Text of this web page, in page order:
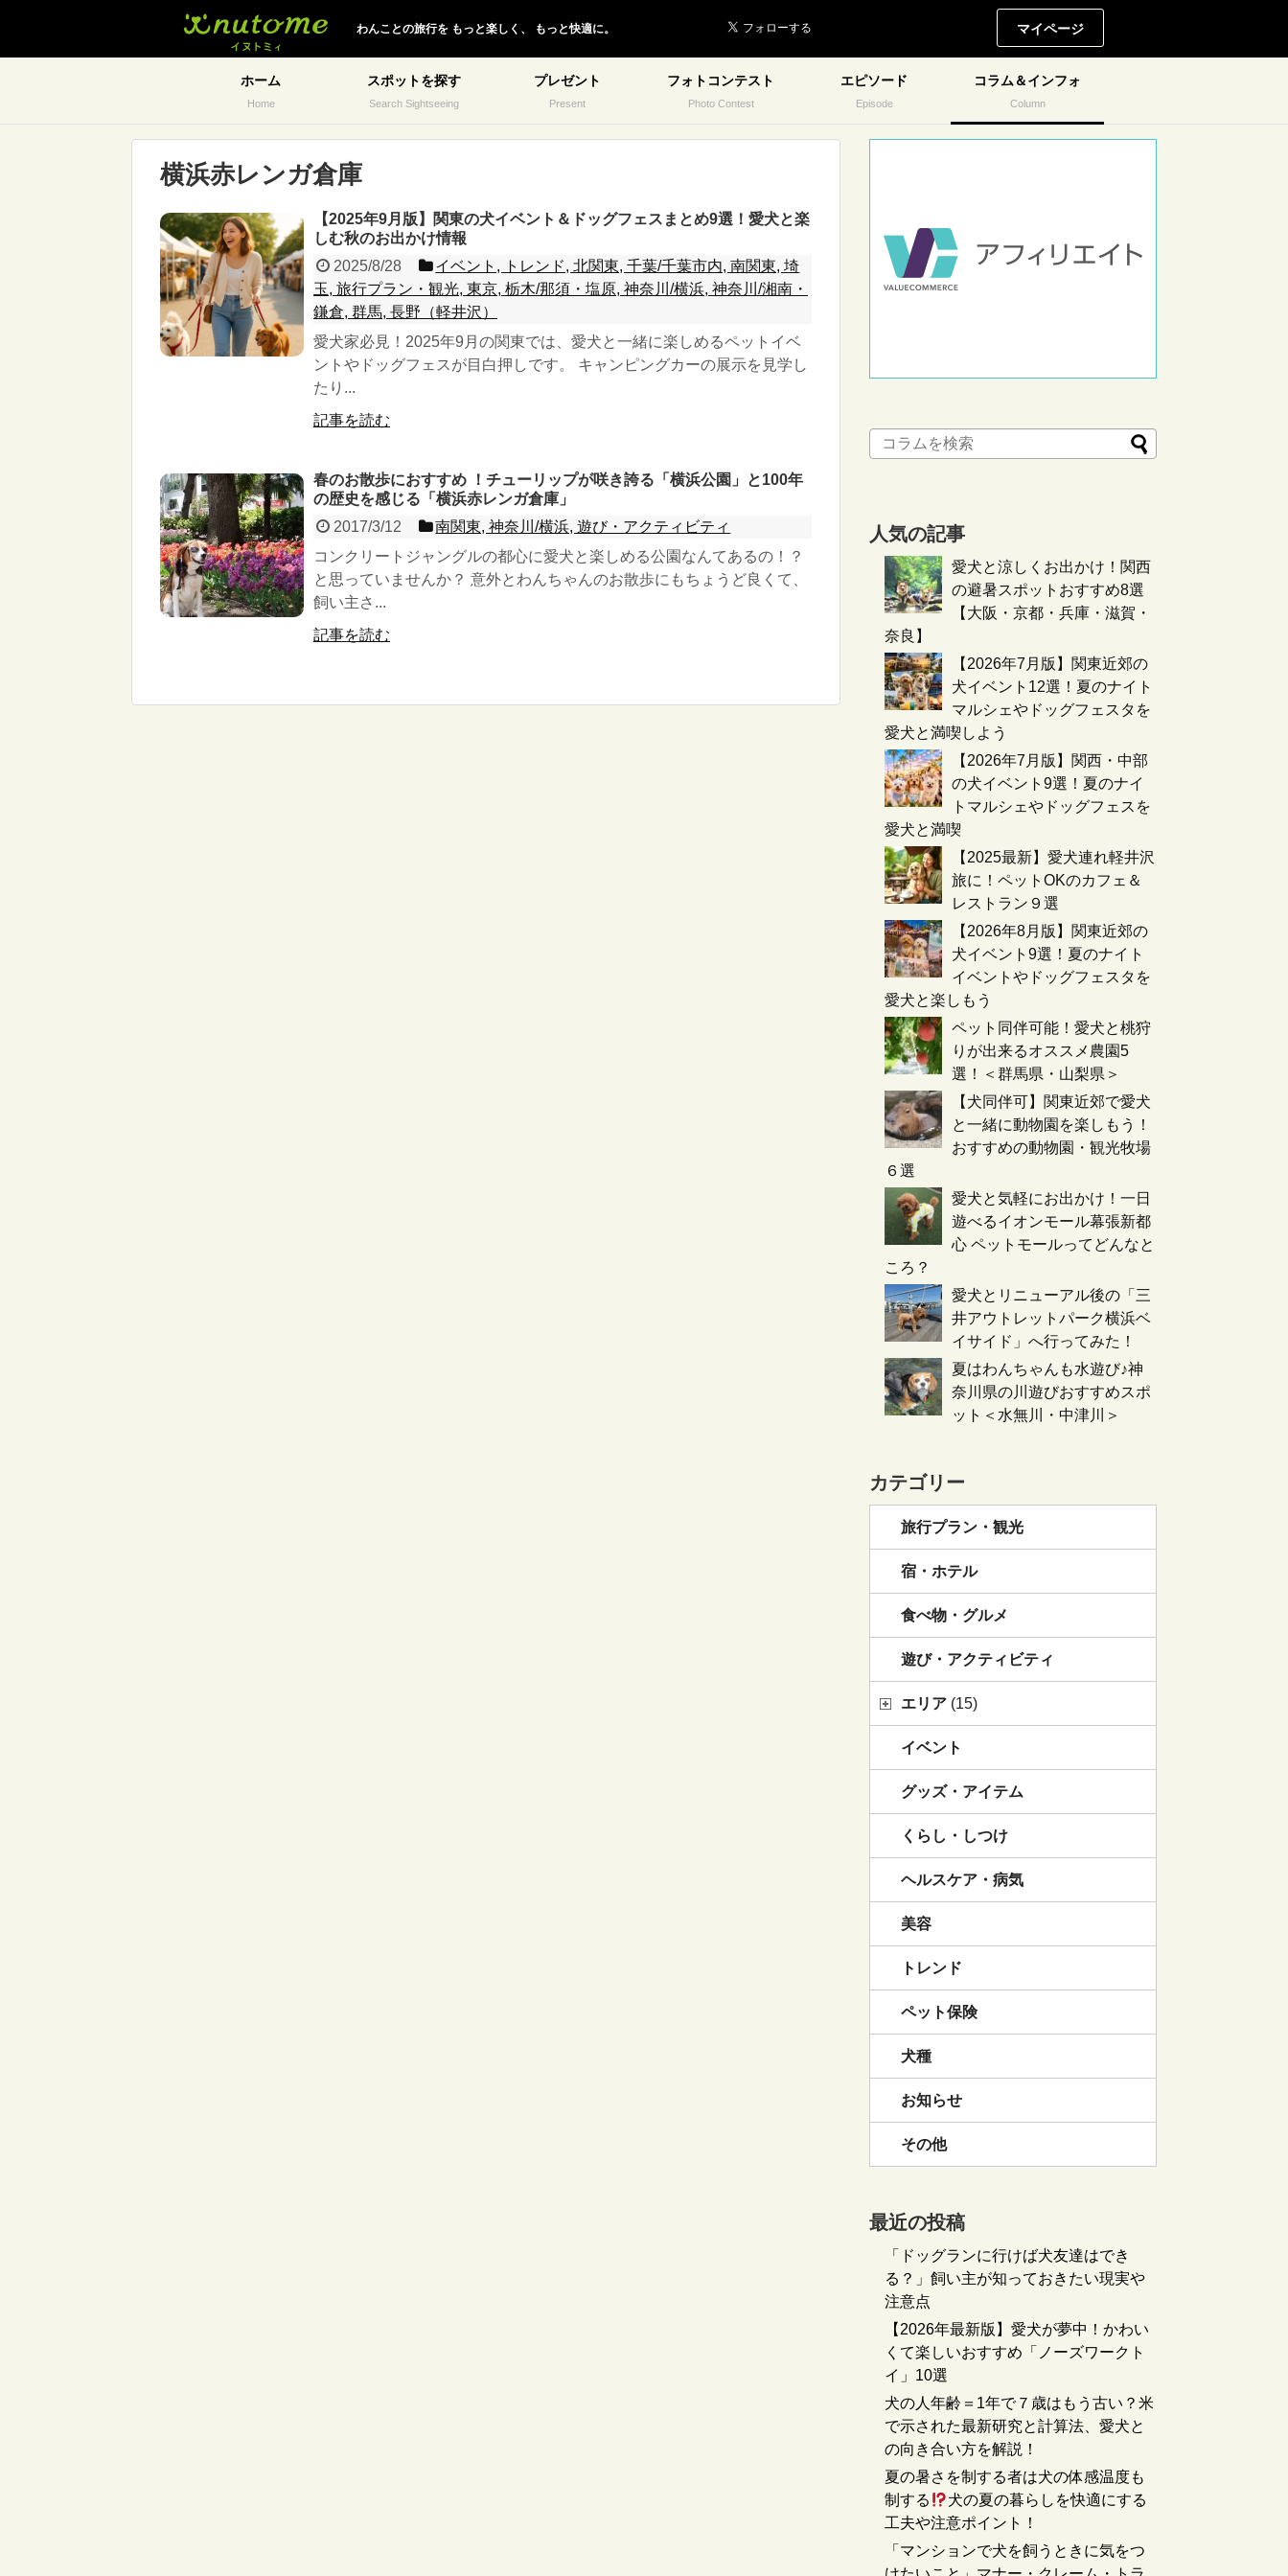
わんことの旅行を もっと楽しく、 もっと快適に。 マイページ
ホーム
Home
スポットを探す
Search Sightseeing
プレゼント
Present
フォトコンテスト
Photo Contest
エピソード
Episode
コラム＆インフォ
Column
横浜赤レンガ倉庫
【2025年9月版】関東の犬イベント＆ドッグフェスまとめ9選！愛犬と楽
しむ秋のお出かけ情報
2025/8/28
イベント, トレンド, 北関東, 千葉/千葉市内, 南関東, 埼
玉, 旅行プラン・観光, 東京, 栃木/那須・塩原, 神奈川/横浜, 神奈川/湘南・
鎌倉, 群馬, 長野（軽井沢）
愛犬家必見！2025年9月の関東では、愛犬と一緒に楽しめるペットイベ
ントやドッグフェスが目白押しです。 キャンピングカーの展示を見学し
たり...
記事を読む
春のお散歩におすすめ ！チューリップが咲き誇る「横浜公園」と100年
の歴史を感じる「横浜赤レンガ倉庫」
2017/3/12
南関東, 神奈川/横浜, 遊び・アクティビティ
コンクリートジャングルの都心に愛犬と楽しめる公園なんてあるの！？
と思っていませんか？ 意外とわんちゃんのお散歩にもちょうど良くて、
飼い主さ...
記事を読む
人気の記事
愛犬と涼しくお出かけ！関西
の避暑スポットおすすめ8選
【大阪・京都・兵庫・滋賀・
奈良】
【2026年7月版】関東近郊の
犬イベント12選！夏のナイト
マルシェやドッグフェスタを
愛犬と満喫しよう
【2026年7月版】関西・中部
の犬イベント9選！夏のナイ
トマルシェやドッグフェスを
愛犬と満喫
【2025最新】愛犬連れ軽井沢
旅に！ペットOKのカフェ＆
レストラン９選
【2026年8月版】関東近郊の
犬イベント9選！夏のナイト
イベントやドッグフェスタを
愛犬と楽しもう
ペット同伴可能！愛犬と桃狩
りが出来るオススメ農園5
選！＜群馬県・山梨県＞
【犬同伴可】関東近郊で愛犬
と一緒に動物園を楽しもう！
おすすめの動物園・観光牧場
６選
愛犬と気軽にお出かけ！一日
遊べるイオンモール幕張新都
心 ペットモールってどんなと
ころ？
愛犬とリニューアル後の「三
井アウトレットパーク横浜ベ
イサイド」へ行ってみた！
夏はわんちゃんも水遊び♪神
奈川県の川遊びおすすめスポ
ット＜水無川・中津川＞
カテゴリー
旅行プラン・観光
宿・ホテル
食べ物・グルメ
遊び・アクティビティ
エリア (15)
イベント
グッズ・アイテム
くらし・しつけ
ヘルスケア・病気
美容
トレンド
ペット保険
犬種
お知らせ
その他
最近の投稿
「ドッグランに行けば犬友達はでき
る？」飼い主が知っておきたい現実や
注意点
【2026年最新版】愛犬が夢中！かわい
くて楽しいおすすめ「ノーズワークト
イ」10選
犬の人年齢＝1年で７歳はもう古い？米
で示された最新研究と計算法、愛犬と
の向き合い方を解説！
夏の暑さを制する者は犬の体感温度も
制する
犬の夏の暮らしを快適にする
工夫や注意ポイント！
「マンションで犬を飼うときに気をつ